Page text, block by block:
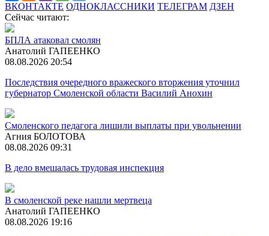
ВКОНТАКТЕ ОДНОКЛАССНИКИ ТЕЛЕГРАМ ДЗЕН
Сейчас читают:
БПЛА атаковал смолян
Анатолий ГАПЕЕНКО
08.08.2026 20:54
Последствия очередного вражеского вторжения уточнил
губернатор Смоленской области Василий Анохин
Смоленского педагога лишили выплаты при увольнении
Агния БОЛОТОВА
08.08.2026 09:31
В дело вмешалась трудовая инспекция
В смоленской реке нашли мертвеца
Анатолий ГАПЕЕНКО
08.08.2026 19:16